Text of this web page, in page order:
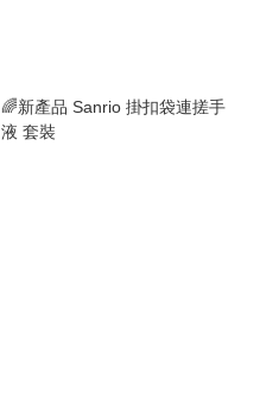
🌈新產品 Sanrio 掛扣袋連搓手
液 套裝